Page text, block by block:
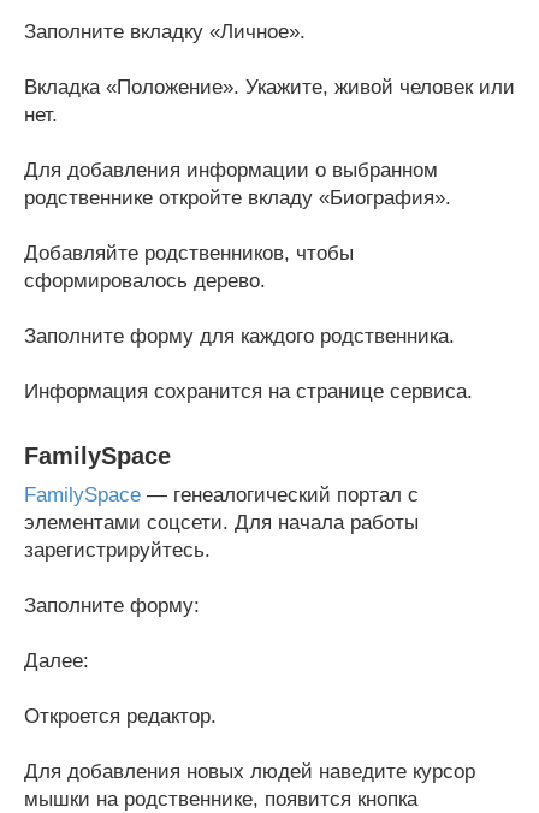
Заполните вкладку «Личное».
Вкладка «Положение». Укажите, живой человек или
нет.
Для добавления информации о выбранном
родственнике откройте вкладу «Биография».
Добавляйте родственников, чтобы
сформировалось дерево.
Заполните форму для каждого родственника.
Информация сохранится на странице сервиса.
FamilySpace
FamilySpace — генеалогический портал с
элементами соцсети. Для начала работы
зарегистрируйтесь.
Заполните форму:
Далее:
Откроется редактор.
Для добавления новых людей наведите курсор
мышки на родственнике, появится кнопка